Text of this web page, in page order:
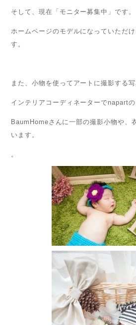
そして、現在「モニター募集中」です。
ホームページのモデルになっていただ
す。
また、小物を使ってアートに撮影する写
インテリアコーディネーターでnapart
BaumHomeさんに一部の撮影小物や、
います。
。